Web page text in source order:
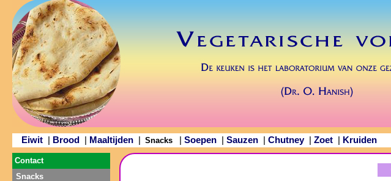
Eiwit Brood Maaltijden Snacks Soepen Sauzen Chutney| Zoet Kruiden
Contact
Snacks